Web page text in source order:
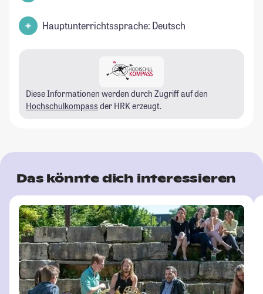
Hauptunterrichtssprache: Deutsch
Diese Informationen werden durch Zugriff auf den
Hochschulkompass der HRK erzeugt.
Das könnte dich interessieren